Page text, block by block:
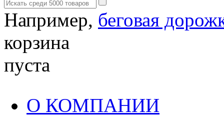
Например, беговая
корзина
пуста
О КОМПАНИИ